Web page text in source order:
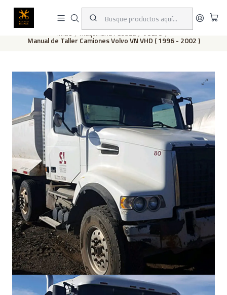
Este es el texto del slide
Inicio Maquinaria Pesada VOLVO
Manual de Taller Camiones Volvo VN VHD ( 1996 - 2002 )